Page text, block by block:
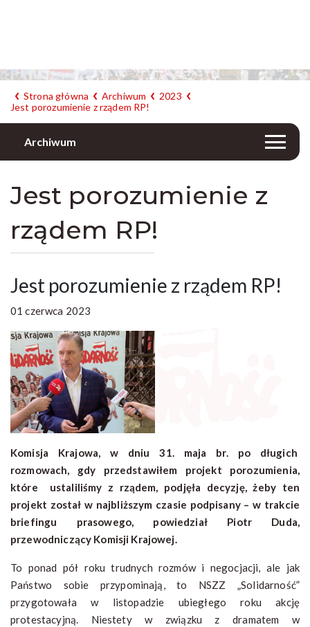
Strona główna Archiwum
2023
Jest porozumienie z rządem RP!
Archiwum
Jest porozumienie z
rządem RP!
Jest porozumienie z rządem RP!
01 czerwca 2023
Komisja Krajowa, w dniu 31. maja br. po długich
rozmowach, gdy przedstawiłem projekt porozumienia,
które ustaliliśmy z rządem, podjęła decyzję, żeby ten
projekt został w najbliższym czasie podpisany – w trakcie
briefingu prasowego, powiedział Piotr Duda,
przewodniczący Komisji Krajowej.
To ponad pół roku trudnych rozmów i negocjacji, ale jak
Państwo sobie przypominają, to NSZZ „Solidarność”
przygotowała w listopadzie ubiegłego roku akcję
protestacyjną. Niestety w związku z dramatem w